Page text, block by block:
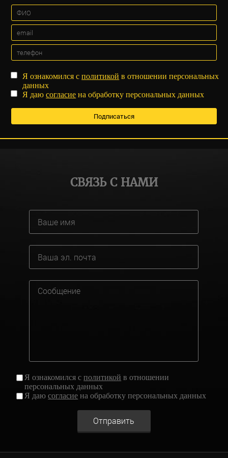
Я ознакомился сполитикой в отношении персональных
данных
Я даюсогласие на обработку персональных данных
СВЯЗЬ С НАМИ
Я ознакомился сполитикой в отношении
персональных данных
Я даюсогласие на обработку персональных данных
Отправить